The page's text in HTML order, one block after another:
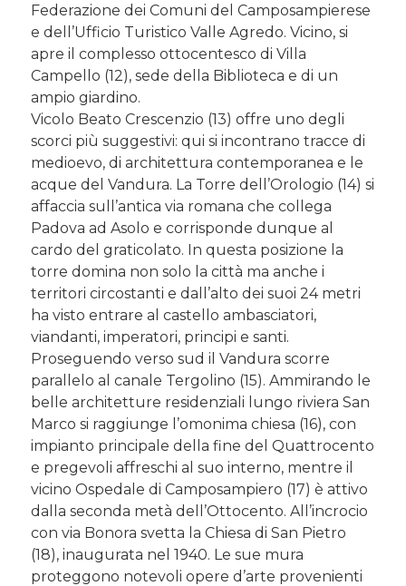
Federazione dei Comuni del Camposampierese
e dell’Ufficio Turistico Valle Agredo. Vicino, si
apre il complesso ottocentesco di Villa
Campello (12), sede della Biblioteca e di un
ampio giardino.
Vicolo Beato Crescenzio (13) offre uno degli
scorci più suggestivi: qui si incontrano tracce di
medioevo, di architettura contemporanea e le
acque del Vandura. La Torre dell’Orologio (14) si
affaccia sull’antica via romana che collega
Padova ad Asolo e corrisponde dunque al
cardo del graticolato. In questa posizione la
torre domina non solo la città ma anche i
territori circostanti e dall’alto dei suoi 24 metri
ha visto entrare al castello ambasciatori,
viandanti, imperatori, principi e santi.
Proseguendo verso sud il Vandura scorre
parallelo al canale Tergolino (15). Ammirando le
belle architetture residenziali lungo riviera San
Marco si raggiunge l’omonima chiesa (16), con
impianto principale della fine del Quattrocento
e pregevoli affreschi al suo interno, mentre il
vicino Ospedale di Camposampiero (17) è attivo
dalla seconda metà dell’Ottocento. All’incrocio
con via Bonora svetta la Chiesa di San Pietro
(18), inaugurata nel 1940. Le sue mura
proteggono notevoli opere d’arte provenienti